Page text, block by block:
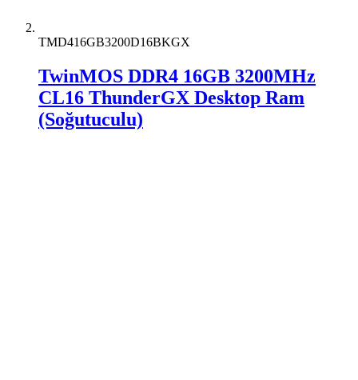
TMD416GB3200D16BKGX
TwinMOS DDR4 16GB 3200MHz
CL16 ThunderGX Desktop Ram
(Soğutuculu)